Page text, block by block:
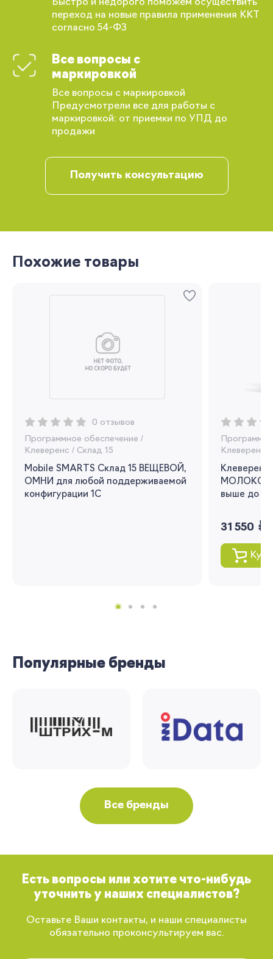
Быстро и недорого поможем осуществить
переход на новые правила применения ККТ
согласно 54-ФЗ
Все вопросы с
маркировкой
Все вопросы с маркировкой
Предусмотрели все для работы с
маркировкой: от приемки по УПД до
продажи
Получить консультацию
Похожие товары
0 отзывов
Программное обеспечение /
Клеверенс / Склад 15
Mobile SMARTS Склад 15 ВЕЩЕВОЙ,
ОМНИ для любой поддерживаемой
конфигурации 1С
Клеверенс
МОЛОКО
выше до
31 550 руб.
Популярные бренды
Все бренды
Есть вопросы или хотите что-нибудь
уточнить у наших специалистов?
Оставьте Ваши контакты, и наши специалисты
обязательно проконсультируем вас.
Вы сможете отслеживать статус своих
заказов и получать индивидуальные
рекомендации
персональных данных
Вернуться
Регистрация
Вы сможете отслеживать статус своих